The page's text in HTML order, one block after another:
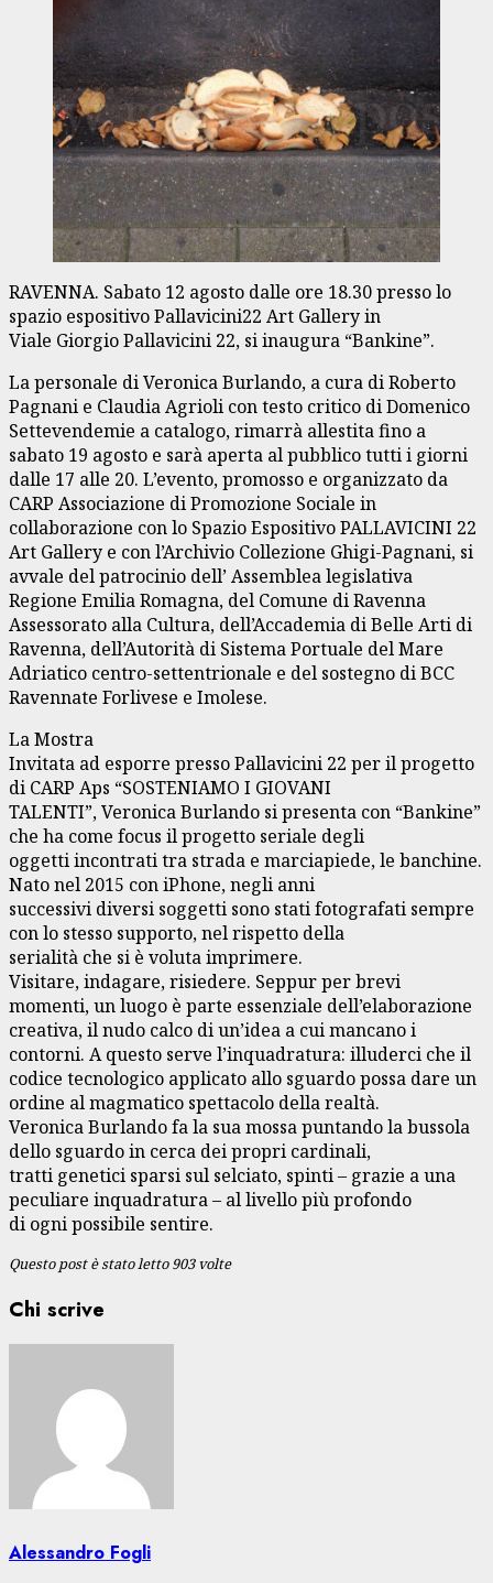
RAVENNA. Sabato 12 agosto dalle ore 18.30 presso lo
spazio espositivo Pallavicini22 Art Gallery in
Viale Giorgio Pallavicini 22, si inaugura “Bankine”.
La personale di Veronica Burlando, a cura di Roberto
Pagnani e Claudia Agrioli con testo critico di Domenico
Settevendemie a catalogo, rimarrà allestita fino a
sabato 19 agosto e sarà aperta al pubblico tutti i giorni
dalle 17 alle 20. L’evento, promosso e organizzato da
CARP Associazione di Promozione Sociale in
collaborazione con lo Spazio Espositivo PALLAVICINI 22
Art Gallery e con l’Archivio Collezione Ghigi-Pagnani, si
avvale del patrocinio dell’ Assemblea legislativa
Regione Emilia Romagna, del Comune di Ravenna
Assessorato alla Cultura, dell’Accademia di Belle Arti di
Ravenna, dell’Autorità di Sistema Portuale del Mare
Adriatico centro-settentrionale e del sostegno di BCC
Ravennate Forlivese e Imolese.
La Mostra
Invitata ad esporre presso Pallavicini 22 per il progetto
di CARP Aps “SOSTENIAMO I GIOVANI
TALENTI”, Veronica Burlando si presenta con “Bankine”
che ha come focus il progetto seriale degli
oggetti incontrati tra strada e marciapiede, le banchine.
Nato nel 2015 con iPhone, negli anni
successivi diversi soggetti sono stati fotografati sempre
con lo stesso supporto, nel rispetto della
serialità che si è voluta imprimere.
Visitare, indagare, risiedere. Seppur per brevi
momenti, un luogo è parte essenziale dell’elaborazione
creativa, il nudo calco di un’idea a cui mancano i
contorni. A questo serve l’inquadratura: illuderci che il
codice tecnologico applicato allo sguardo possa dare un
ordine al magmatico spettacolo della realtà.
Veronica Burlando fa la sua mossa puntando la bussola
dello sguardo in cerca dei propri cardinali,
tratti genetici sparsi sul selciato, spinti – grazie a una
peculiare inquadratura – al livello più profondo
di ogni possibile sentire.
Questo post è stato letto 903 volte
Chi scrive
Alessandro Fogli